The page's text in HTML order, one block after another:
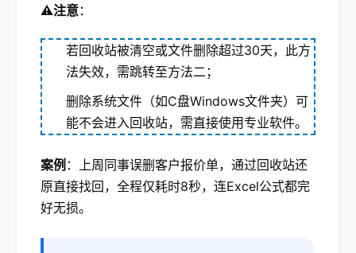
⚠️注意：
若回收站被清空或文件删除超过30天，此方
法失效，需跳转至方法二；
删除系统文件（如C盘Windows文件夹）可
能不会进入回收站，需直接使用专业软件。
案例 ：上周同事误删客户报价单，通过回收站还
原直接找回，全程仅耗时8秒，连Excel公式都完
好无损。